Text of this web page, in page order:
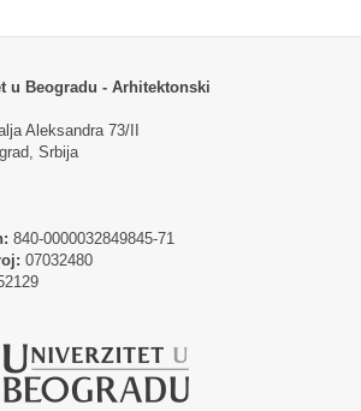
u Beogradu - Arhitektonski
Aleksandra 73/II
Srbija
840-0000032849845-71
07032480